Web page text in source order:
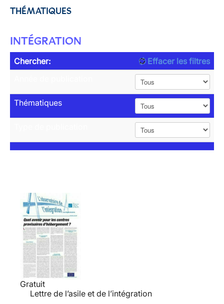
THÉMATIQUES
INTÉGRATION
Chercher:
Effacer les filtres
Thématiques
Gratuit
Lettre de l’asile et de l’intégration